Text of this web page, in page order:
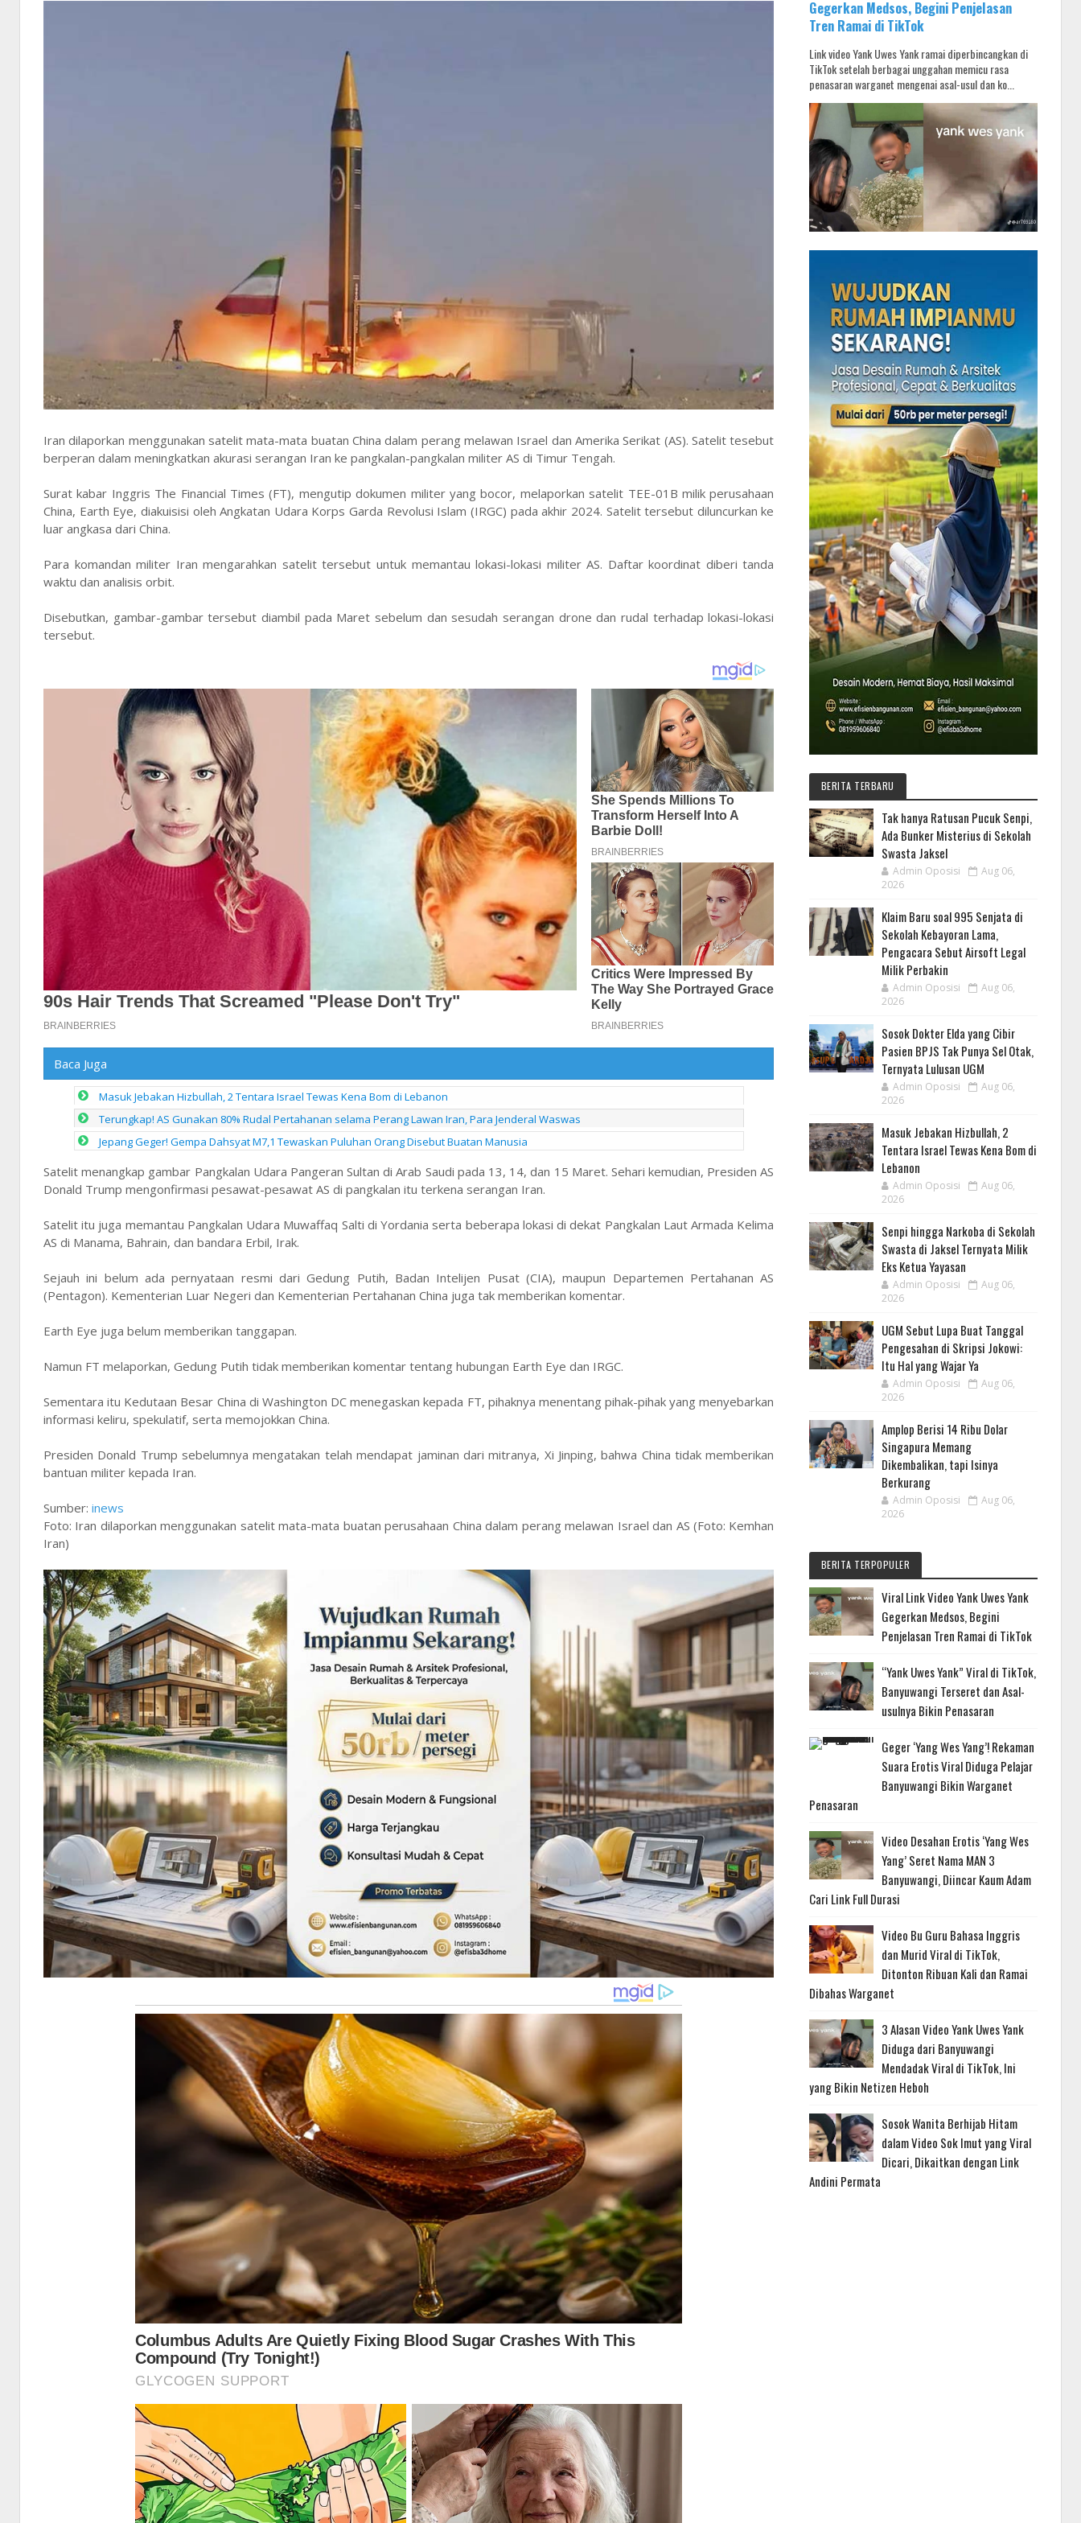
Iran dilaporkan menggunakan satelit mata-mata buatan China dalam perang melawan Israel dan Amerika Serikat (AS). Satelit tesebut
berperan dalam meningkatkan akurasi serangan Iran ke pangkalan-pangkalan militer AS di Timur Tengah.
Surat kabar Inggris The Financial Times (FT), mengutip dokumen militer yang bocor, melaporkan satelit TEE-01B milik perusahaan
China, Earth Eye, diakuisisi oleh Angkatan Udara Korps Garda Revolusi Islam (IRGC) pada akhir 2024. Satelit tersebut diluncurkan ke
luar angkasa dari China.
Para komandan militer Iran mengarahkan satelit tersebut untuk memantau lokasi-lokasi militer AS. Daftar koordinat diberi tanda
waktu dan analisis orbit.
Disebutkan, gambar-gambar tersebut diambil pada Maret sebelum dan sesudah serangan drone dan rudal terhadap lokasi-lokasi
tersebut.
Baca Juga
Masuk Jebakan Hizbullah, 2 Tentara Israel Tewas Kena Bom di Lebanon
Terungkap! AS Gunakan 80% Rudal Pertahanan selama Perang Lawan Iran, Para Jenderal Waswas
Jepang Geger! Gempa Dahsyat M7,1 Tewaskan Puluhan Orang Disebut Buatan Manusia
Satelit menangkap gambar Pangkalan Udara Pangeran Sultan di Arab Saudi pada 13, 14, dan 15 Maret. Sehari kemudian, Presiden AS
Donald Trump mengonfirmasi pesawat-pesawat AS di pangkalan itu terkena serangan Iran.
Satelit itu juga memantau Pangkalan Udara Muwaffaq Salti di Yordania serta beberapa lokasi di dekat Pangkalan Laut Armada Kelima
AS di Manama, Bahrain, dan bandara Erbil, Irak.
Sejauh ini belum ada pernyataan resmi dari Gedung Putih, Badan Intelijen Pusat (CIA), maupun Departemen Pertahanan AS
(Pentagon). Kementerian Luar Negeri dan Kementerian Pertahanan China juga tak memberikan komentar.
Earth Eye juga belum memberikan tanggapan.
Namun FT melaporkan, Gedung Putih tidak memberikan komentar tentang hubungan Earth Eye dan IRGC.
Sementara itu Kedutaan Besar China di Washington DC menegaskan kepada FT, pihaknya menentang pihak-pihak yang menyebarkan
informasi keliru, spekulatif, serta memojokkan China.
Presiden Donald Trump sebelumnya mengatakan telah mendapat jaminan dari mitranya, Xi Jinping, bahwa China tidak memberikan
bantuan militer kepada Iran.
Sumber: inews
Foto: Iran dilaporkan menggunakan satelit mata-mata buatan perusahaan China dalam perang melawan Israel dan AS (Foto: Kemhan
Iran)
Gegerkan Medsos, Begini Penjelasan
Tren Ramai di TikTok
Link video Yank Uwes Yank ramai diperbincangkan di
TikTok setelah berbagai unggahan memicu rasa
penasaran warganet mengenai asal-usul dan ko...
BERITA TERBARU
Tak hanya Ratusan Pucuk Senpi,
Ada Bunker Misterius di Sekolah
Swasta Jaksel
Admin Oposisi
Aug 06,
2026
Klaim Baru soal 995 Senjata di
Sekolah Kebayoran Lama,
Pengacara Sebut Airsoft Legal
Milik Perbakin
Admin Oposisi
Aug 06,
2026
Sosok Dokter Elda yang Cibir
Pasien BPJS Tak Punya Sel Otak,
Ternyata Lulusan UGM
Admin Oposisi
Aug 06,
2026
Masuk Jebakan Hizbullah, 2
Tentara Israel Tewas Kena Bom di
Lebanon
Admin Oposisi
Aug 06,
2026
Senpi hingga Narkoba di Sekolah
Swasta di Jaksel Ternyata Milik
Eks Ketua Yayasan
Admin Oposisi
Aug 06,
2026
UGM Sebut Lupa Buat Tanggal
Pengesahan di Skripsi Jokowi:
Itu Hal yang Wajar Ya
Admin Oposisi
Aug 06,
2026
Amplop Berisi 14 Ribu Dolar
Singapura Memang
Dikembalikan, tapi Isinya
Berkurang
Admin Oposisi
Aug 06,
2026
BERITA TERPOPULER
Viral Link Video Yank Uwes Yank
Gegerkan Medsos, Begini
Penjelasan Tren Ramai di TikTok
“Yank Uwes Yank” Viral di TikTok,
Banyuwangi Terseret dan Asal-
usulnya Bikin Penasaran
Geger ‘Yang Wes Yang’! Rekaman
Suara Erotis Viral Diduga Pelajar
Banyuwangi Bikin Warganet
Penasaran
Video Desahan Erotis ‘Yang Wes
Yang’ Seret Nama MAN 3
Banyuwangi, Diincar Kaum Adam
Cari Link Full Durasi
Video Bu Guru Bahasa Inggris
dan Murid Viral di TikTok,
Ditonton Ribuan Kali dan Ramai
Dibahas Warganet
3 Alasan Video Yank Uwes Yank
Diduga dari Banyuwangi
Mendadak Viral di TikTok, Ini
yang Bikin Netizen Heboh
Sosok Wanita Berhijab Hitam
dalam Video Sok Imut yang Viral
Dicari, Dikaitkan dengan Link
Andini Permata